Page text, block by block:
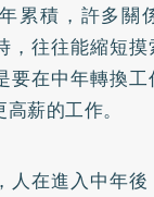
累積，許多關
，往往能縮短
要在中年轉換
薪的工作。
人在進入中年